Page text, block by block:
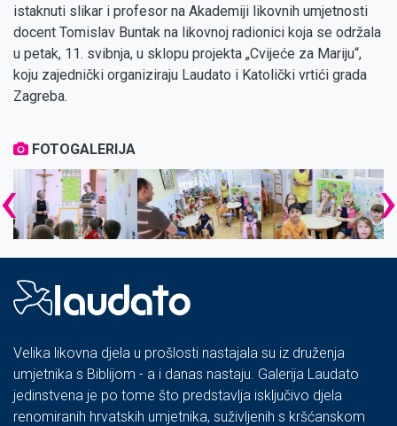
istaknuti slikar i profesor na Akademiji likovnih umjetnosti
docent Tomislav Buntak na likovnoj radionici koja se održala
u petak, 11. svibnja, u sklopu projekta „Cvijeće za Mariju“,
koju zajednički organiziraju Laudato i Katolički vrtići grada
Zagreba.
FOTOGALERIJA
‹ ›
Velika likovna djela u prošlosti nastajala su iz druženja
umjetnika s Biblijom - a i danas nastaju. Galerija Laudato
jedinstvena je po tome što predstavlja isključivo djela
renomiranih hrvatskih umjetnika, suživljenih s kršćanskom